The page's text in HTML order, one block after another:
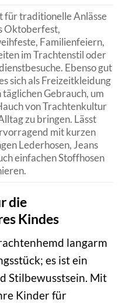
für traditionelle Anlässe
Oktoberfest,
Familienfeiern,
im Trachtenstil oder
Ebenso gut
sich als Freizeitkleidung
Gebrauch, um
von Trachtenkultur
zu bringen. Lässt
mit kurzen
Lederhosen, Jeans
einfachen Stoffhosen
die
Kindes
langarm
es ist ein
Stilbewusstsein. Mit
Kinder für